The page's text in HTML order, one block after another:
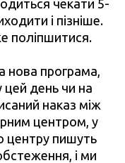
чекати 5-
і пізніше.
поліпшитися.
нова програма,
цей день чи на
наказ між
центром, у
центру пишуть
і ми